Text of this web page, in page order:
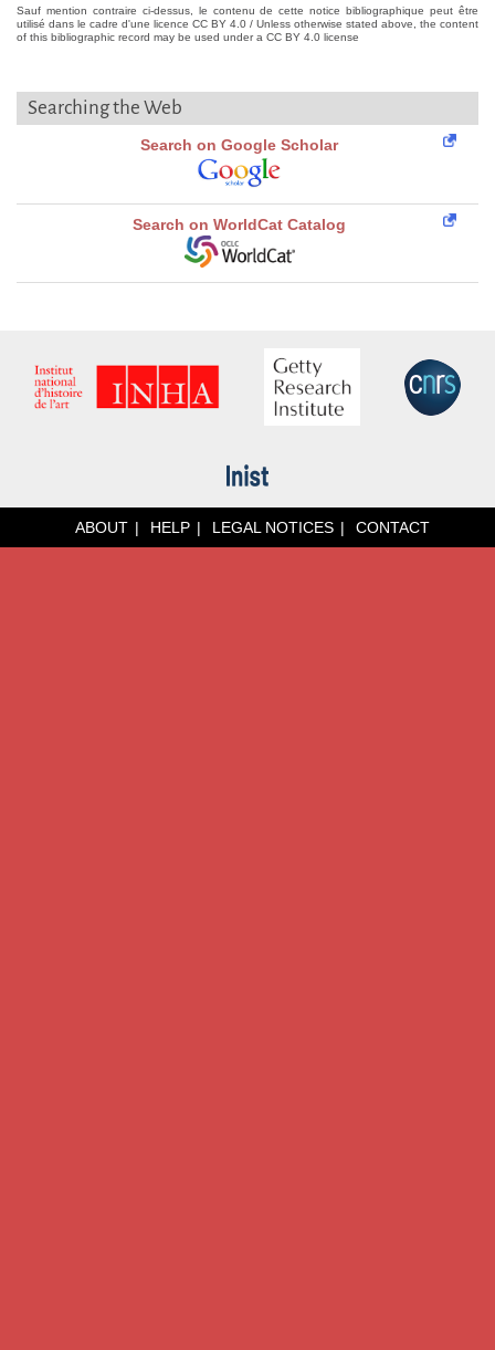
Sauf mention contraire ci-dessus, le contenu de cette notice bibliographique peut être
utilisé dans le cadre d'une licence CC BY 4.0 / Unless otherwise stated above, the content
of this bibliographic record may be used under a CC BY 4.0 license
Searching the Web
Search on Google Scholar
Search on WorldCat Catalog
ABOUT HELP LEGAL NOTICES CONTACT